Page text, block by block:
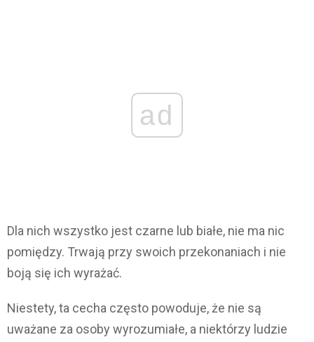
ad
Dla nich wszystko jest czarne lub białe, nie ma nic
pomiędzy. Trwają przy swoich przekonaniach i nie
boją się ich wyrażać.
Niestety, ta cecha często powoduje, że nie są
uważane za osoby wyrozumiałe, a niektórzy ludzie